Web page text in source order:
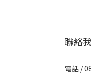
聯絡
電話 /